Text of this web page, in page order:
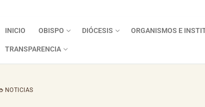
INICIO OBISPO DIÓCESIS ORGANISMOS E
TRANSPARENCIA
NOTICIAS